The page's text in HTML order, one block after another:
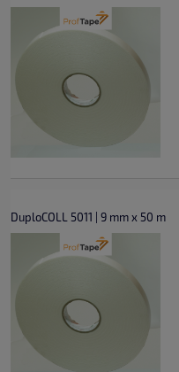
DuploCOLL 5011 | 9 mm x 50 m